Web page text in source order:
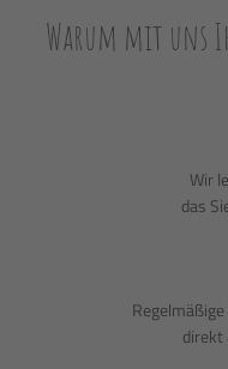
Warum mit uns
Wir
das
direkt